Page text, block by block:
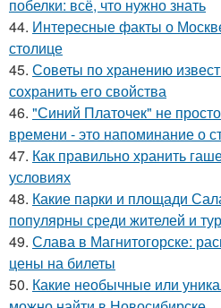
побелки: всё, что нужно знать
44. Интересные факты о
столице
45. Советы по хранению
сохранить его свойства
46. "Синий Платочек" не
времени - это напоминание о
47. Как правильно хранить
условиях
48. Какие парки и площади
популярны среди жителей и
49. Слава в Магнитогорске:
цены на билеты
50. Какие необычные или